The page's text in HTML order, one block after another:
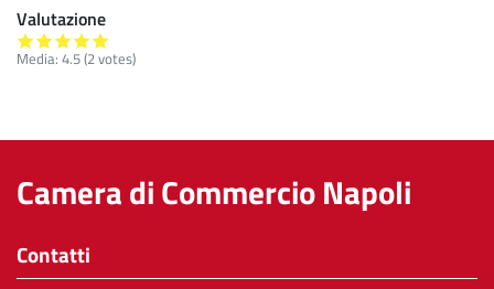
Valutazione
Media: 4.5(2votes)
Camera di Commercio Napoli
Contatti